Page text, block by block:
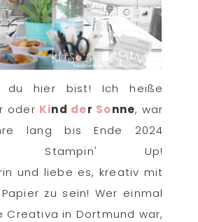
du hier bist! Ich heiße
oder Kind der Sonne, war
lang bis Ende 2024
Stampin' Up!
und liebe es, kreativ mit
zu sein! Wer einmal
Creativa in Dortmund war,